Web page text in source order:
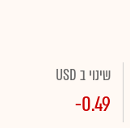
שינוי ב USD
-0.49